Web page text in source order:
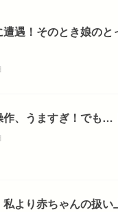
遭遇！そのとき娘の
作、うますぎ！でも…
私より赤ちゃんの扱